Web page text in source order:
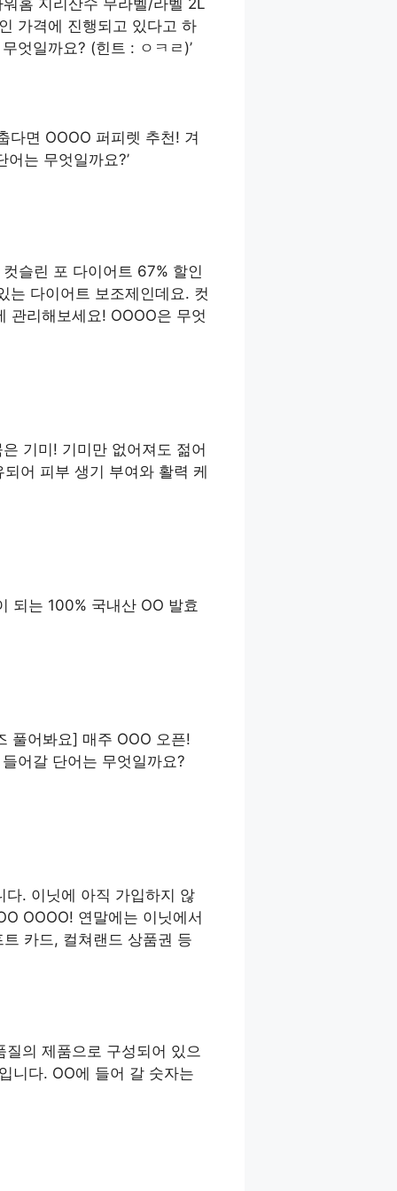
가격에 진행되고 있다고 하
엇일까요? (힌트 : ㅇㅋㄹ)’
다면 OOOO 퍼피렛 추천! 겨
는 무엇일까요?’
슬린 포 다이어트 67% 할인
는 다이어트 보조제인데요. 컷
관리해보세요! OOOO은 무엇
기미! 기미만 없어져도 젊어
어 피부 생기 부여와 활력 케
되는 100% 국내산 OO 발효
풀어봐요] 매주 OOO 오픈!
어갈 단어는 무엇일까요?
다. 이닛에 아직 가입하지 않
OOOO! 연말에는 이닛에서
카드, 컬쳐랜드 상품권 등
의 제품으로 구성되어 있으
니다. OO에 들어 갈 숫자는